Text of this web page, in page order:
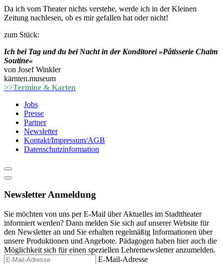
Da ich vom Theater nichts verstehe, werde ich in der Kleinen
Zeitung nachlesen, ob es mir gefallen hat oder nicht!
zum Stück:
Ich bei Tag und du bei Nacht in der Konditorei »Pâtisserie Chaim
Soutine«
von Josef Winkler
kärnten.museum
>>Termine & Karten
Jobs
Presse
Partner
Newsletter
Kontakt/Impressum/AGB
Datenschutzinformation
Newsletter Anmeldung
Sie möchten von uns per E-Mail über Aktuelles im Stadttheater
informiert werden? Dann melden Sie sich auf unserer Website für
den Newsletter an und Sie erhalten regelmäßig Informationen über
unsere Produktionen und Angebote. Pädagogen haben hier auch die
Möglichkeit sich für einen speziellen Lehrernewsletter anzumelden.
E-Mail-Adresse